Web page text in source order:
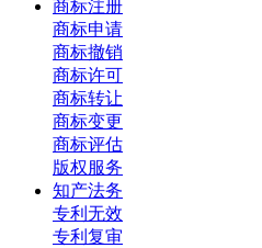
商标注册
商标申请
商标撤销
商标许可
商标转让
商标变更
商标评估
版权服务
知产法务
专利无效
专利复审